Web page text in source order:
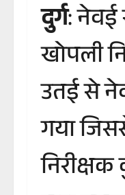
दुर्ग: नेवई
खोपली
उतई से
गया